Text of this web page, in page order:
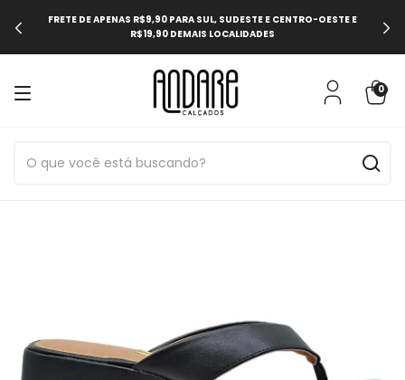
USE O CUPOM DE DESCONTO "PRIMEIRACOMPRA" PARA 10% DE
DESCONTO EM SUA PRIMEIRA COMPRA NO SITE
0